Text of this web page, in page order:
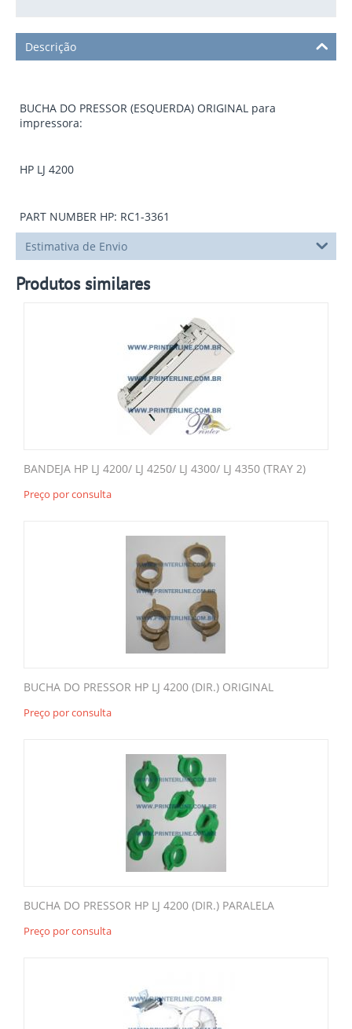
Descrição
BUCHA DO PRESSOR (ESQUERDA) ORIGINAL para
impressora:
HP LJ 4200
PART NUMBER HP: RC1-3361
Estimativa de Envio
Produtos similares
BANDEJA HP LJ 4200/ LJ 4250/ LJ 4300/ LJ 4350 (TRAY 2)
Preço por consulta
BUCHA DO PRESSOR HP LJ 4200 (DIR.) ORIGINAL
Preço por consulta
BUCHA DO PRESSOR HP LJ 4200 (DIR.) PARALELA
Preço por consulta